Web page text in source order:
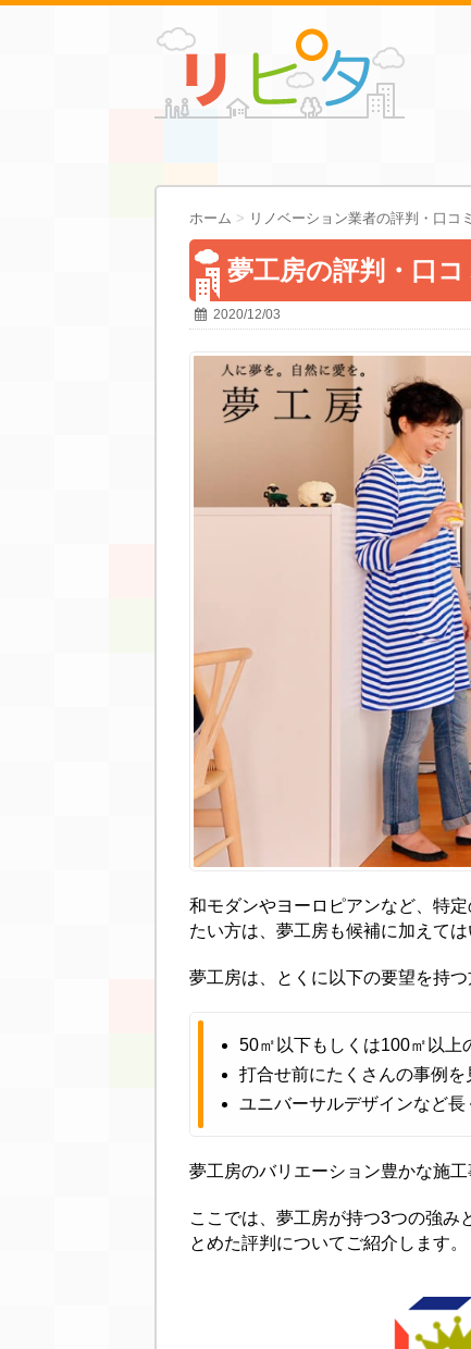
ホーム > リノベーション業者の評判・口コ
夢工房の評判・口コ
2020/12/03
和モダンやヨーロピアンなど、特
たい方は、夢工房も候補に加えては
夢工房は、とくに以下の要望を持つ
50㎡以下もしくは100㎡以上
打合せ前にたくさんの事例を
ユニバーサルデザインなど
夢工房のバリエーション豊かな施
ここでは、夢工房が持つ3つの強み
とめた評判についてご紹介します。